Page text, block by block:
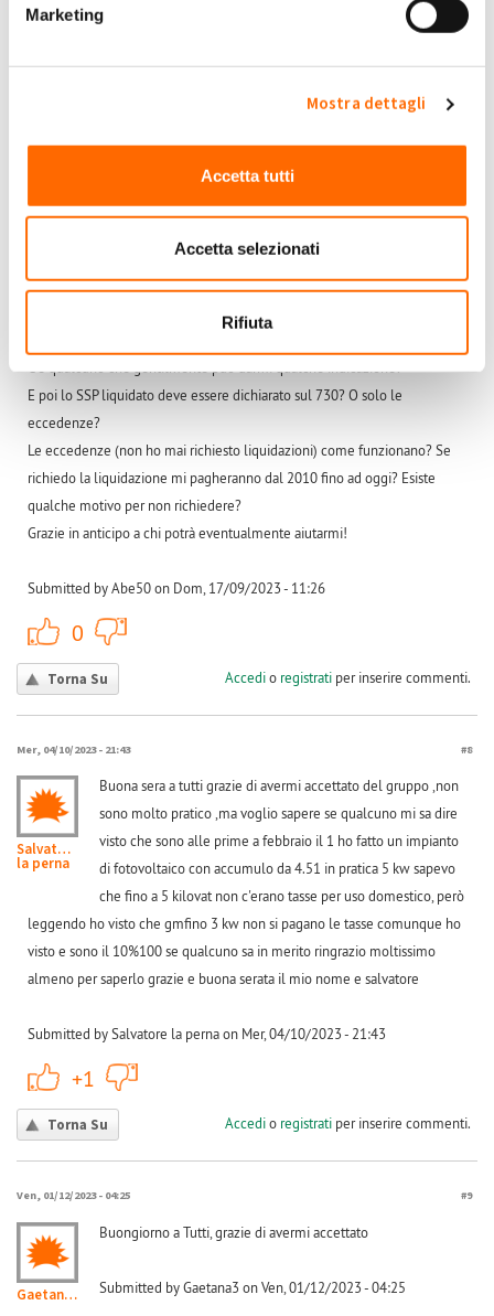
Marketing
Mostra dettagli
Accetta tutti
Accetta selezionati
Rifiuta
per inserire commenti.
Abe50
Buongiorno e grazie per questo Forum che ho potuto
conoscere dopo ben 13 anni dell'installazione del FV.
Purtroppo ho avuto un'assistenza praticamente inesistente
mi sono ancora chiari dei meccanismi.
Se ho capito bene, TUTTA l'energia prodotta viene incentivata tramite
contributo. Ma non ho capito come funziona lo SSP e come viene
E poi lo SSP liquidato deve essere dichiarato sul 730? O solo le
eccedenze?
Le eccedenze (non ho mai richiesto liquidazioni) come funzionano? Se
richiedo la liquidazione mi pagheranno dal 2010 fino ad oggi? Esiste
qualche motivo per non richiedere?
Grazie in anticipo a chi potrà eventualmente aiutarmi!
Submitted by Abe50 on Dom, 17/09/2023 - 11:26
0
Torna Su Accedio registratiper inserire commenti.
Mer, 04/10/2023 - 21:43 #8
Salvatore
la perna
Buona sera a tutti grazie di avermi accettato del gruppo ,non
sono molto pratico ,ma voglio sapere se qualcuno mi sa dire
visto che sono alle prime a febbraio il 1 ho fatto un impianto
di fotovoltaico con accumulo da 4.51 in pratica 5 kw sapevo
che fino a 5 kilovat non c'erano tasse per uso domestico, però
leggendo ho visto che gmfino 3 kw non si pagano le tasse comunque ho
visto e sono il 10%100 se qualcuno sa in merito ringrazio moltissimo
almeno per saperlo grazie e buona serata il mio nome e salvatore
Submitted by Salvatore la perna on Mer, 04/10/2023 - 21:43
+1
Torna Su Accedio registratiper inserire commenti.
Ven, 01/12/2023 - 04:25 #9
Gaetana3
Buongiorno a Tutti, grazie di avermi accettato
Submitted by Gaetana3 on Ven, 01/12/2023 - 04:25